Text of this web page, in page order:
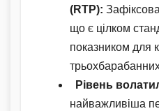
(RTP):
що є цілком
показником для
Рівень
найважливіша